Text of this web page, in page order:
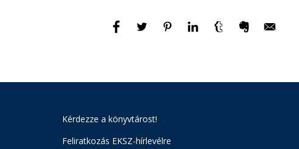
Kérdezze a könyvtárost!
Feliratkozás EKSZ-hírlevélre